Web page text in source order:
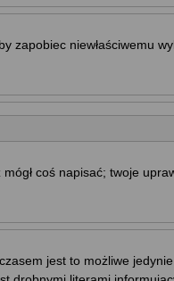
zapobiec niewłaściwemu
coś napisać; twoje
jest to możliwe